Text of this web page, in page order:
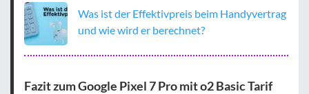
Was ist der Effektivpreis beim Handyvertrag
und wie wird er berechnet?
Fazit zum Google Pixel 7 Pro mit o2 Basic Tarif